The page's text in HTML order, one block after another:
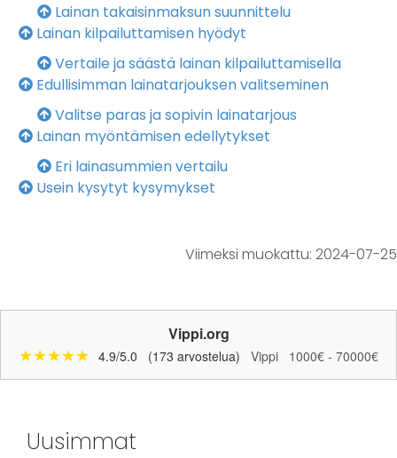
Lainan takaisinmaksun suunnittelu
Lainan kilpailuttamisen hyödyt
Vertaile ja säästä lainan kilpailuttamisella
Edullisimman lainatarjouksen valitseminen
Valitse paras ja sopivin lainatarjous
Lainan myöntämisen edellytykset
Eri lainasummien vertailu
Usein kysytyt kysymykset
Viimeksi muokattu: 2024-07-25
Vippi.org
★★★★★ 4.9/5.0 (173 arvostelua) Vippi 1000€ - 70000€
Uusimmat